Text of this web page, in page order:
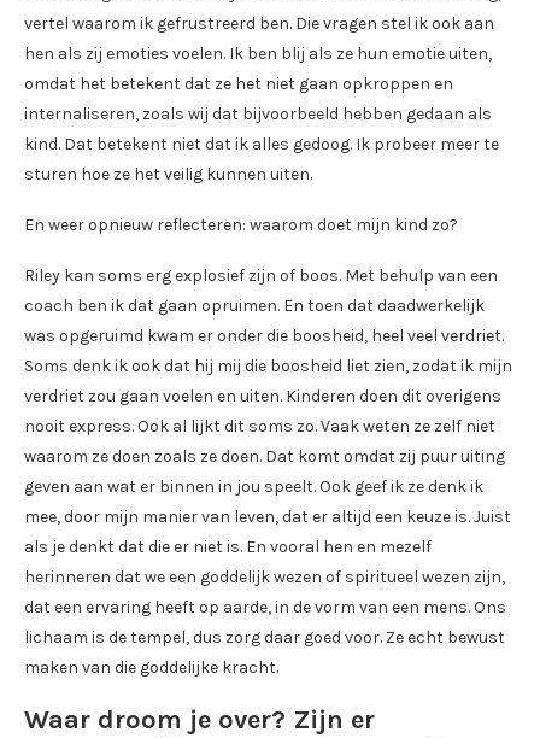
vertel waarom ik gefrustreerd ben. Die vragen stel ik ook aan
hen als zij emoties voelen. Ik ben blij als ze hun emotie uiten,
omdat het betekent dat ze het niet gaan opkroppen en
internaliseren, zoals wij dat bijvoorbeeld hebben gedaan als
kind. Dat betekent niet dat ik alles gedoog. Ik probeer meer te
sturen hoe ze het veilig kunnen uiten.
En weer opnieuw reflecteren: waarom doet mijn kind zo?
Riley kan soms erg explosief zijn of boos. Met behulp van een
coach ben ik dat gaan opruimen. En toen dat daadwerkelijk
was opgeruimd kwam er onder die boosheid, heel veel verdriet.
Soms denk ik ook dat hij mij die boosheid liet zien, zodat ik mijn
verdriet zou gaan voelen en uiten. Kinderen doen dit overigens
nooit express. Ook al lijkt dit soms zo. Vaak weten ze zelf niet
waarom ze doen zoals ze doen. Dat komt omdat zij puur uiting
geven aan wat er binnen in jou speelt. Ook geef ik ze denk ik
mee, door mijn manier van leven, dat er altijd een keuze is. Juist
als je denkt dat die er niet is. En vooral hen en mezelf
herinneren dat we een goddelijk wezen of spiritueel wezen zijn,
dat een ervaring heeft op aarde, in de vorm van een mens. Ons
lichaam is de tempel, dus zorg daar goed voor. Ze echt bewust
maken van die goddelijke kracht.
Waar droom je over? Zijn er